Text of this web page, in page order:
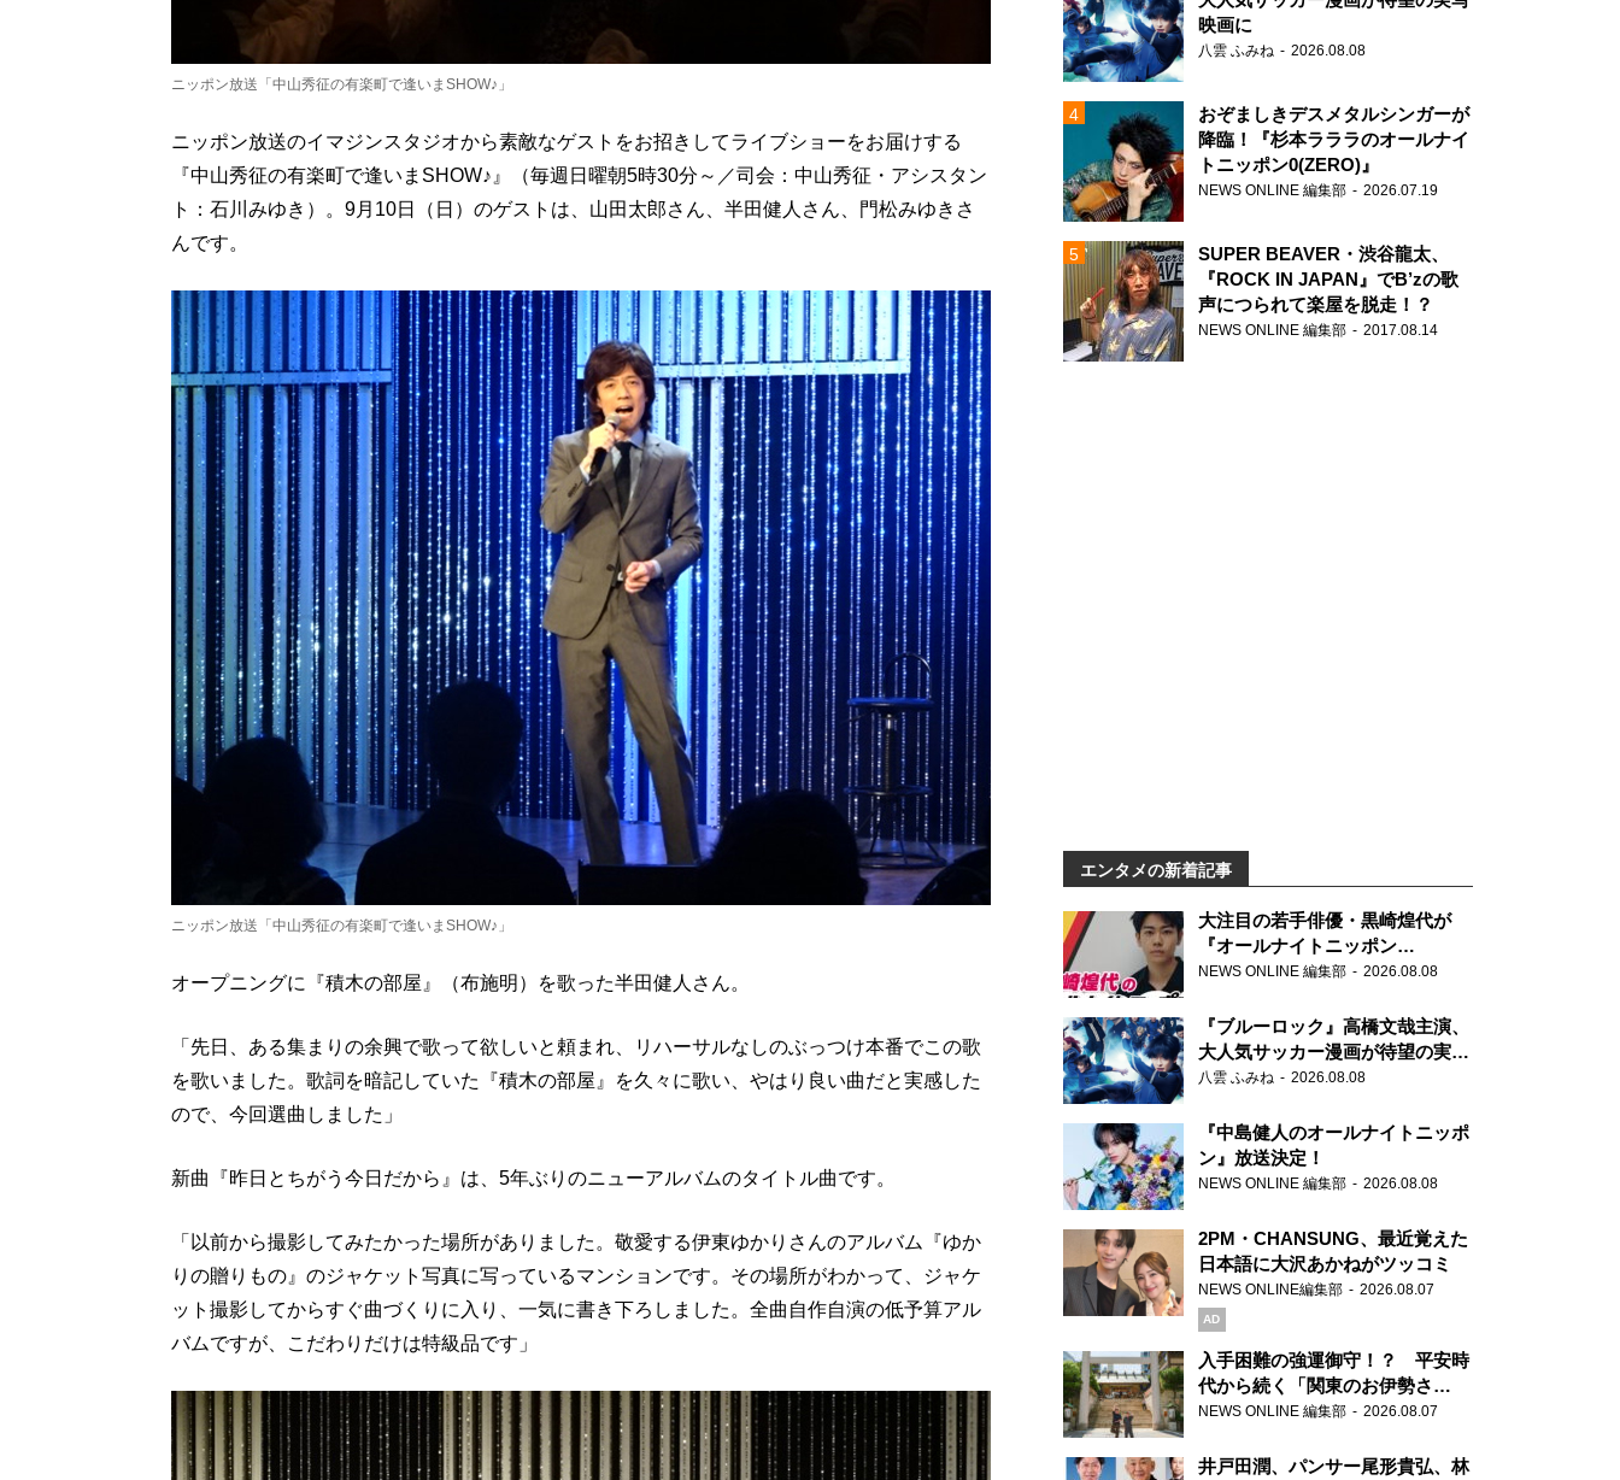
ニッポン放送「中山秀征の有楽町で逢いまSHOW♪」
ニッポン放送のイマジンスタジオから素敵なゲストをお招きしてライブショーをお届けする
『中山秀征の有楽町で逢いまSHOW♪』（毎週日曜朝5時30分～／司会：中山秀征・アシスタン
ト：石川みゆき）。9月10日（日）のゲストは、山田太郎さん、半田健人さん、門松みゆきさ
んです。
ニッポン放送「中山秀征の有楽町で逢いまSHOW♪」
オープニングに『積木の部屋』（布施明）を歌った半田健人さん。
「先日、ある集まりの余興で歌って欲しいと頼まれ、リハーサルなしのぶっつけ本番でこの歌
を歌いました。歌詞を暗記していた『積木の部屋』を久々に歌い、やはり良い曲だと実感した
ので、今回選曲しました」
新曲『昨日とちがう今日だから』は、5年ぶりのニューアルバムのタイトル曲です。
「以前から撮影してみたかった場所がありました。敬愛する伊東ゆかりさんのアルバム『ゆか
りの贈りもの』のジャケット写真に写っているマンションです。その場所がわかって、ジャケ
ット撮影してからすぐ曲づくりに入り、一気に書き下ろしました。全曲自作自演の低予算アル
バムですが、こだわりだけは特級品です」
映画に
八雲 ふみね 2026.08.08
おぞましきデスメタルシンガーが
降臨！『杉本ラララのオールナイ
トニッポン0(ZERO)』
NEWS ONLINE 編集部 2026.07.19
SUPER BEAVER・渋谷龍太、
『ROCK IN JAPAN』でB’zの歌
声につられて楽屋を脱走！？
NEWS ONLINE 編集部 2017.08.14
エンタメの新着記事
大注目の若手俳優・黒崎煌代が
『オールナイトニッポン
0(ZERO)』に初登場「今からとて
NEWS ONLINE 編集部 2026.08.08
『ブルーロック』高橋文哉主演、
大人気サッカー漫画が待望の実写
映画に
八雲 ふみね 2026.08.08
『中島健人のオールナイトニッポ
ン』放送決定！
NEWS ONLINE 編集部 2026.08.08
2PM・CHANSUNG、最近覚えた
日本語に大沢あかねがツッコミ
NEWS ONLINE編集部 2026.08.07
AD
入手困難の強運御守！？ 平安時
代から続く「関東のお伊勢さ
ま」、芝大神宮にてランパンプス
NEWS ONLINE 編集部 2026.08.07
井戸田潤、パンサー尾形貴弘、林